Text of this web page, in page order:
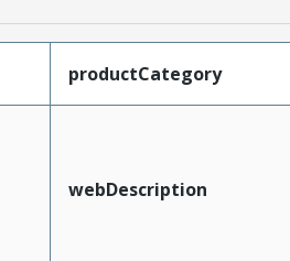
productCategory
webDescription